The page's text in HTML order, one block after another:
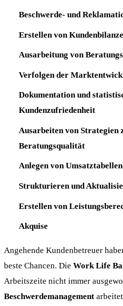
Beschwerde- und
Erstellen von
Ausarbeitung von
Verfolgen der
Dokumentation und
Kundenzufriedenheit
Ausarbeiten von Strategien
Beratungsqualität
Anlegen von Umsatztabellen
Strukturieren und
Erstellen von
Akquise
Angehende Kundenbetreuer
beste Chancen. Die Work Life
Arbeitszeite nicht immer
Beschwerdemanagement